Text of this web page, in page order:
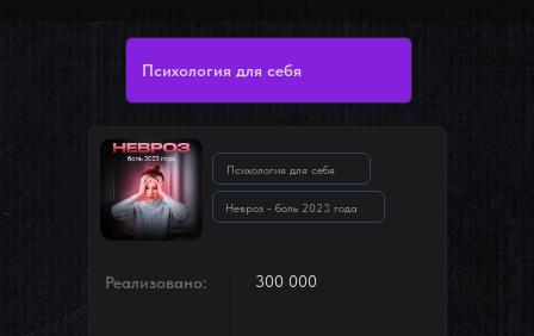
300 000
Реализовано:
Психология для себя
Невроз - боль 2023 года
Психология для себя